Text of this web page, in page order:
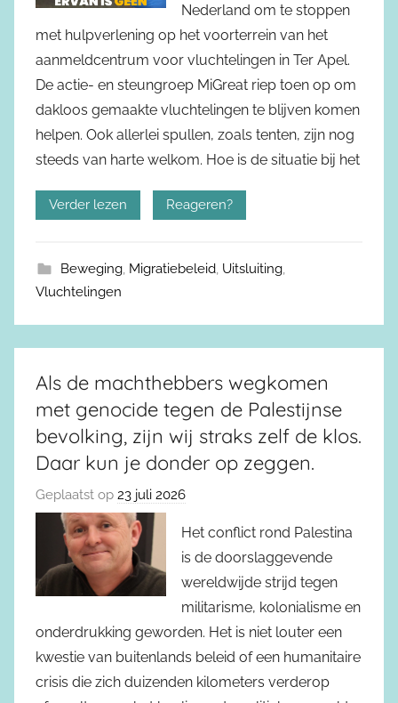
Nederland om te stoppen
met hulpverlening op het voorterrein van het
aanmeldcentrum voor vluchtelingen in Ter Apel.
De actie- en steungroep MiGreat riep toen op om
dakloos gemaakte vluchtelingen te blijven komen
helpen. Ook allerlei spullen, zoals tenten, zijn nog
steeds van harte welkom. Hoe is de situatie bij het
Verder lezen Reageren?
Beweging, Migratiebeleid, Uitsluiting,
Vluchtelingen
Als de machthebbers wegkomen
met genocide tegen de Palestijnse
bevolking, zijn wij straks zelf de klos.
Daar kun je donder op zeggen.
Geplaatst op 23 juli 2026
Het conflict rond Palestina
is de doorslaggevende
wereldwijde strijd tegen
militarisme, kolonialisme en
onderdrukking geworden. Het is niet louter een
kwestie van buitenlands beleid of een humanitaire
crisis die zich duizenden kilometers verderop